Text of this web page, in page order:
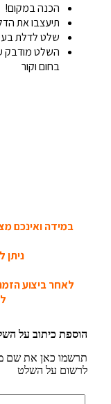
הכנה במקום!
תיעצבו את
שלט לדלת
השלט מודבק
בחום וקור
במידה ואינכם
לאחר ביצוע
הוספת כיתוב על
תרשמו כאן את שם
לרשום על השלט